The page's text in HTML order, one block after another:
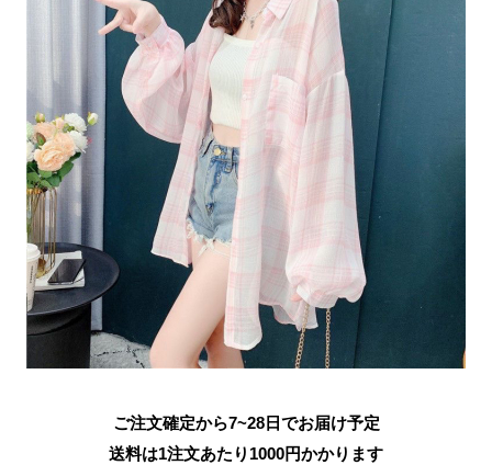
ご注文確定から7~28日でお届け予定
送料は1注文あたり 1000円かかります